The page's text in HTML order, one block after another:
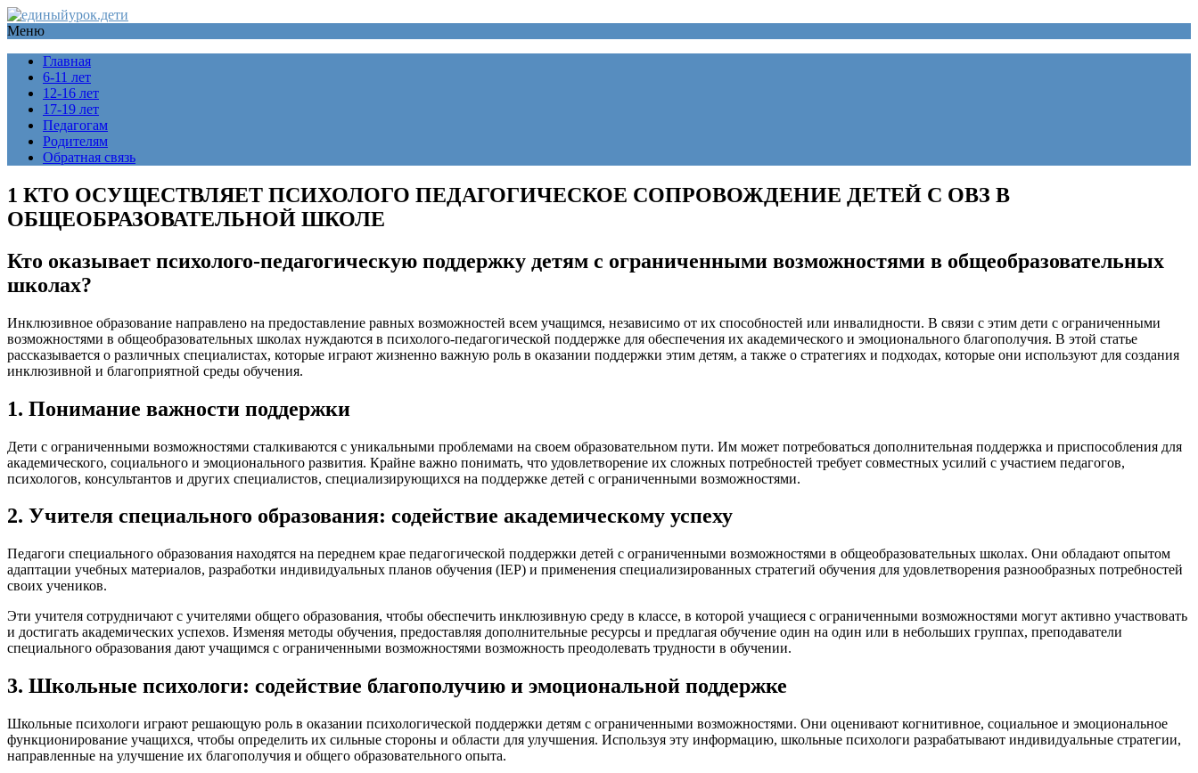
Меню
Главная
6-11 лет
12-16 лет
17-19 лет
Педагогам
Родителям
Обратная связь
1 КТО ОСУЩЕСТВЛЯЕТ ПСИХОЛОГО ПЕДАГОГИЧЕСКОЕ СОПРОВОЖДЕНИЕ ДЕТЕЙ С ОВЗ В
ОБЩЕОБРАЗОВАТЕЛЬНОЙ ШКОЛЕ
Кто оказывает психолого-педагогическую поддержку детям с ограниченными возможностями в общеобразовательных
школах?
Инклюзивное образование направлено на предоставление равных возможностей всем учащимся, независимо от их способностей или инвалидности. В связи с этим дети с ограниченными
возможностями в общеобразовательных школах нуждаются в психолого-педагогической поддержке для обеспечения их академического и эмоционального благополучия. В этой статье
рассказывается о различных специалистах, которые играют жизненно важную роль в оказании поддержки этим детям, а также о стратегиях и подходах, которые они используют для создания
инклюзивной и благоприятной среды обучения.
1. Понимание важности поддержки
Дети с ограниченными возможностями сталкиваются с уникальными проблемами на своем образовательном пути. Им может потребоваться дополнительная поддержка и приспособления для
академического, социального и эмоционального развития. Крайне важно понимать, что удовлетворение их сложных потребностей требует совместных усилий с участием педагогов,
психологов, консультантов и других специалистов, специализирующихся на поддержке детей с ограниченными возможностями.
2. Учителя специального образования: содействие академическому успеху
Педагоги специального образования находятся на переднем крае педагогической поддержки детей с ограниченными возможностями в общеобразовательных школах. Они обладают опытом
адаптации учебных материалов, разработки индивидуальных планов обучения (IEP) и применения специализированных стратегий обучения для удовлетворения разнообразных потребностей
своих учеников.
Эти учителя сотрудничают с учителями общего образования, чтобы обеспечить инклюзивную среду в классе, в которой учащиеся с ограниченными возможностями могут активно участвовать
и достигать академических успехов. Изменяя методы обучения, предоставляя дополнительные ресурсы и предлагая обучение один на один или в небольших группах, преподаватели
специального образования дают учащимся с ограниченными возможностями возможность преодолевать трудности в обучении.
3. Школьные психологи: содействие благополучию и эмоциональной поддержке
Школьные психологи играют решающую роль в оказании психологической поддержки детям с ограниченными возможностями. Они оценивают когнитивное, социальное и эмоциональное
функционирование учащихся, чтобы определить их сильные стороны и области для улучшения. Используя эту информацию, школьные психологи разрабатывают индивидуальные стратегии,
направленные на улучшение их благополучия и общего образовательного опыта.